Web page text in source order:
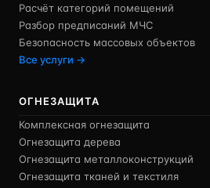
Расчёт категорий помещений
Разбор предписаний МЧС
Безопасность массовых объектов
Все услуги →
ОГНЕЗАЩИТА
Комплексная огнезащита
Огнезащита дерева
Огнезащита металлоконструкций
Огнезащита тканей и текстиля